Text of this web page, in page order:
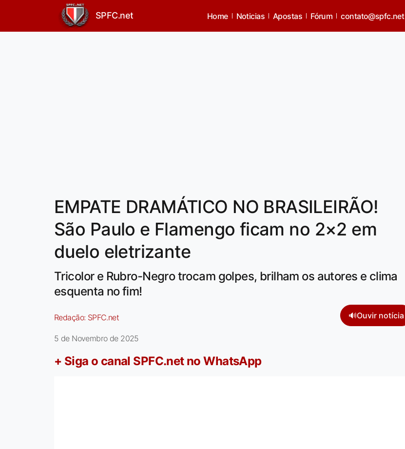
SPFC.net Home Noticias Apostas Fórum contato@spfc.net
EMPATE DRAMÁTICO NO BRASILEIRÃO!
São Paulo e Flamengo ficam no 2×2 em
duelo eletrizante
Tricolor e Rubro-Negro trocam golpes, brilham os autores e clima
esquenta no fim!
Redação: SPFC.net 🔊Ouvir notícia
5 de Novembro de 2025
+ Siga o canal SPFC.net no WhatsApp